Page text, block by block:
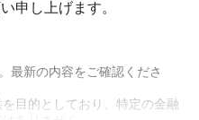
申し上げます。
最新の内容をご確認くださ
目的としており、特定の金融